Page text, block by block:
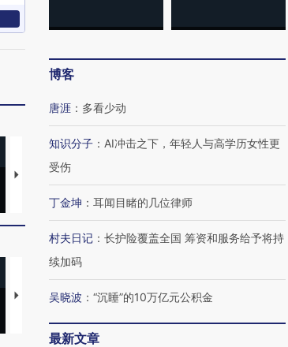
马航飞行员跨国走私7万
心“花钱找虐”？
视线｜全球最热百城独占
阿根廷3-0阿尔及利亚
兹奖
博客
唐涯 ： 多看少动
知识分子 ： AI冲击之下，年轻人与高学历女性更
受伤
丁金坤 ： 耳闻目睹的几位律师
村夫日记 ： 长护险覆盖全国 筹资和服务给予将持
续加码
吴晓波 ： “沉睡”的10万亿元公积金
最新文章